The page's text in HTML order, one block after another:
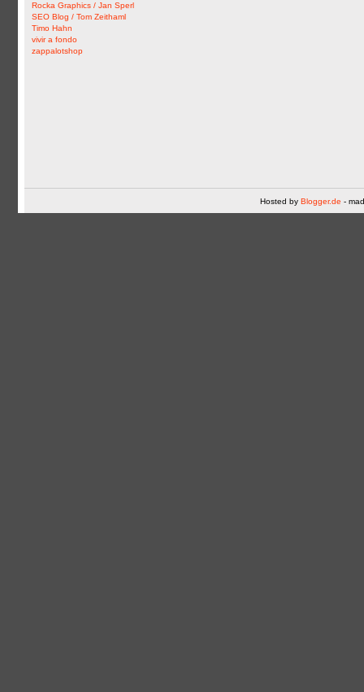
Rocka Graphics / Jan Sperl
SEO Blog / Tom Zeithaml
Timo Hahn
vivir a fondo
zappalotshop
Hosted by Blogger.de -